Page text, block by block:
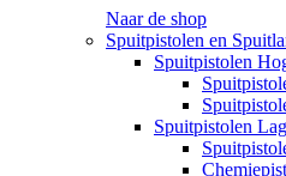
Naar de shop
Spuitpistolen en
Spuitpistolen
Spuitpistolen